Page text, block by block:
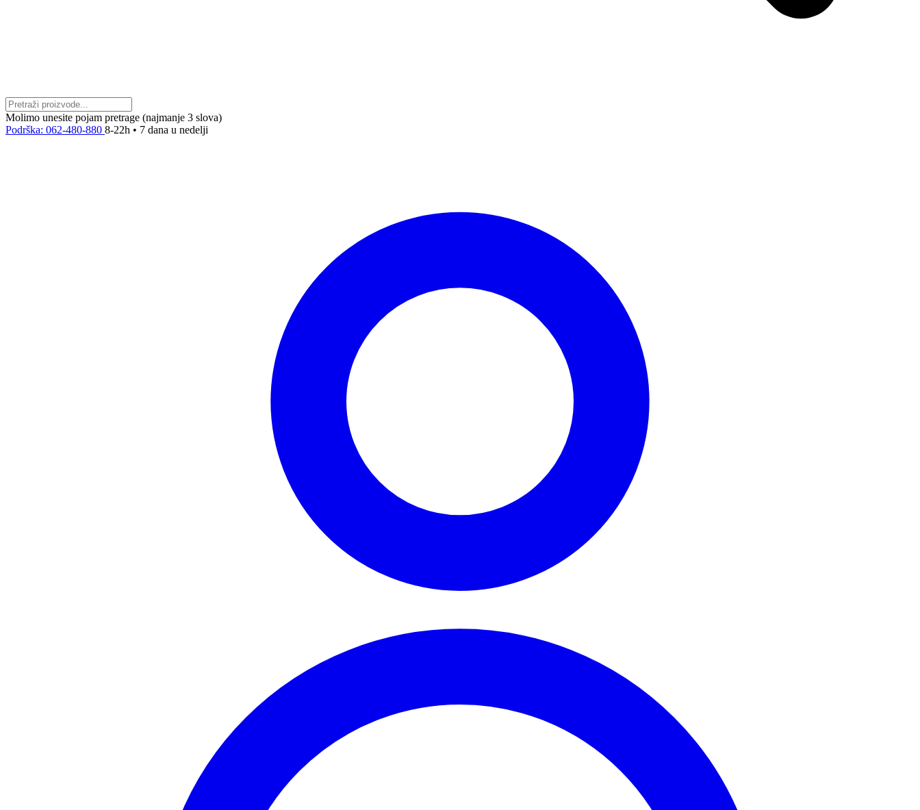
Molimo unesite pojam pretrage (najmanje 3 slova)
Podrška: 062-480-880 8-22h • 7 dana u nedelji